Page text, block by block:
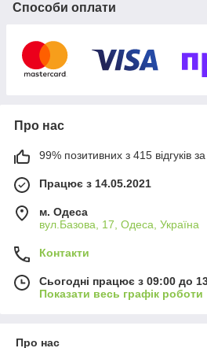
співпрацюємо з перевіреними
Ми розуміємо, наскільки важливо,
зручними, а й приємними. Тому наш
пропонує швидку доставку по всій
до нас та переконайтеся самі, що
турбот.
Способи оплати
Про нас
99% позитивних з 415 відгуків за
Працює з 14.05.2021
м. Одеса
вул.Базова, 17, Одеса, Україна
Контакти
Сьогодні працює з 09:00 до
Показати весь графік роботи
Про нас